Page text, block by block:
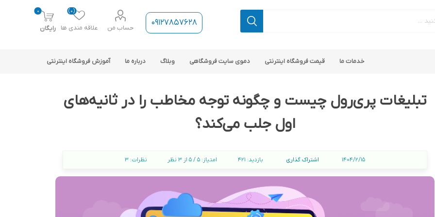
09127857628 حساب من علاقه مندی ها
(0)
0
رایگان
پلاگین های کاربردی پلاگین های SEO ناپ کامرس
ارتباط فروشگاه با نرم افزار
حسابداری
قالب های رایگان ناپ کامرس
خدمات ما قیمت فروشگاه اینترنتی دموی سایت فروشگاهی وبلاگ درباره ما آموزش فروشگاه اینترنتی
تبلیغات پری‌رول چیست و چگونه توجه مخاطب را در ثانیه‌های
اول جلب می‌کند؟
1404/2/15 اشتراک گذاری بازدید: 421 امتیاز: 5 / 5 از 3 نظر نظرات: 3